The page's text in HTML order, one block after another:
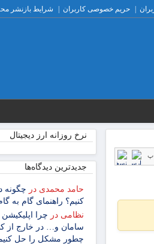
حریم خصوصی کاربران شرایط بازنشر
پ
نرخ روزانه ارز دیجیتال
جدیدترین دیدگاه‌‌ها
حامد محمدی در چگونه
کنیم؟ راهنمای گام ‌به
نظامی در چرا
سامان و… در خارج از
چطور مشکل را حل